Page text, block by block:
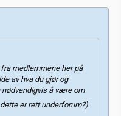
medlemmene her på
av hva du gjør og
nødvendigvis å være om
er rett underforum?)